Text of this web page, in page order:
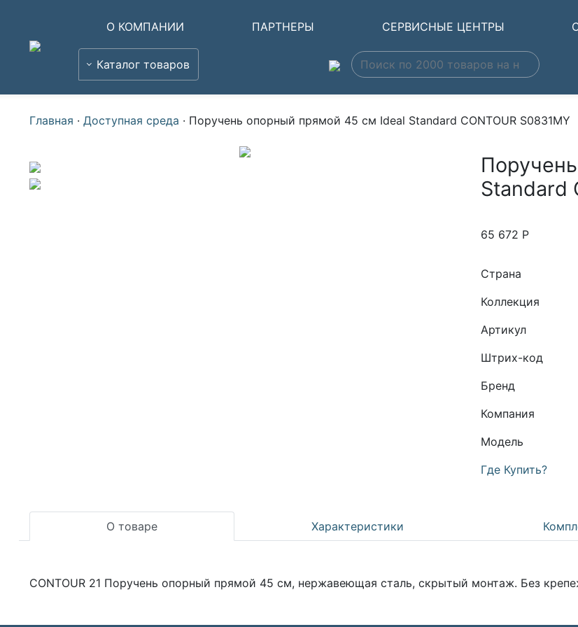
О КОМПАНИИ ПАРТНЕРЫ СЕРВИСНЫЕ ЦЕНТРЫ
Каталог товаров
Главная · Доступная среда · Поручень опорный прямой 45 см Ideal Standard CONTOUR S0831MY
Standard
65 672 Р
Страна
Коллекция
Артикул
Штрих-код
Бренд
Компания
Модель
Где Купить?
О товаре Характеристики
CONTOUR 21 Поручень опорный прямой 45 см, нержавеющая сталь, скрытый монтаж. Без